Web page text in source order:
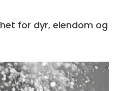
for dyr, eiendom og